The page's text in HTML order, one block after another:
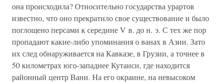
она происходила? Относительно государства урартов
известно, что оно прекратило свое существование и было
поглощено персами к середине V в. до н. э. С тех же пор
пропадают какие-либо упоминания о ванах в Азии. Зато
их след обнаруживается на Кавказе, в Грузии, а точнее в
50 километрах юго-западнее Кутаиси, где находится
районный центр Вани. На его окраине, на невысоком